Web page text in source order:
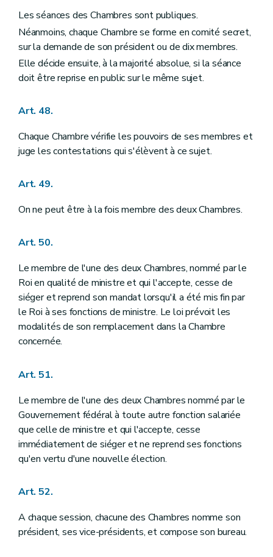
Les séances des Chambres sont publiques.
Néanmoins, chaque Chambre se forme en comité secret,
sur la demande de son président ou de dix membres.
Elle décide ensuite, à la majorité absolue, si la séance
doit être reprise en public sur le même sujet.
Art. 48.
Chaque Chambre vérifie les pouvoirs de ses membres et
juge les contestations qui s'élèvent à ce sujet.
Art. 49.
On ne peut être à la fois membre des deux Chambres.
Art. 50.
Le membre de l'une des deux Chambres, nommé par le
Roi en qualité de ministre et qui l'accepte, cesse de
siéger et reprend son mandat lorsqu'il a été mis fin par
le Roi à ses fonctions de ministre. Le loi prévoit les
modalités de son remplacement dans la Chambre
concernée.
Art. 51.
Le membre de l'une des deux Chambres nommé par le
Gouvernement fédéral à toute autre fonction salariée
que celle de ministre et qui l'accepte, cesse
immédiatement de siéger et ne reprend ses fonctions
qu'en vertu d'une nouvelle élection.
Art. 52.
A chaque session, chacune des Chambres nomme son
président, ses vice-présidents, et compose son bureau.